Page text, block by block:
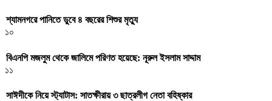
শ্যামনগরে পানিতে ডুবে ৪ বছরের শিশুর মৃত্যু
১০
বিএনপি মজলুম থেকে জালিমে পরিণত হয়েছে: নূরুল ইসলাম সাদ্দাম
১১
সাঈদীকে নিয়ে স্ট্যাটাস: সাতক্ষীরায় ৩ ছাত্রলীগ নেতা বহিষ্কার